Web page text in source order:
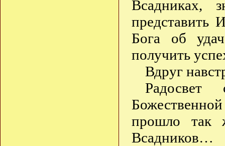
Всадниках,
представить
Бога об
получить
Вдруг
прошло так
Всадников…